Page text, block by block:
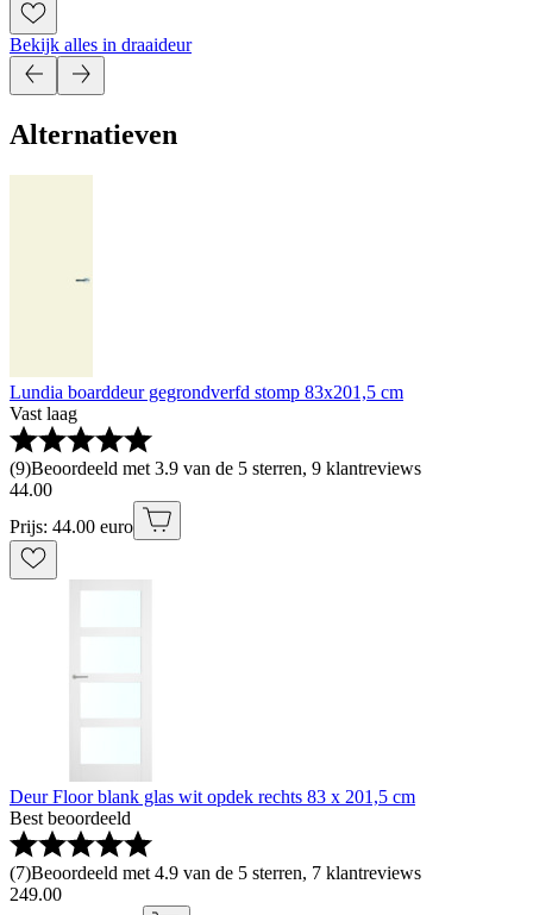
Bekijk alles in draaideur
Alternatieven
Lundia boarddeur gegrondverfd stomp 83x201,5 cm
Vast laag
(9)Beoordeeld met 3.9 van de 5 sterren, 9 klantreviews
44.00
Prijs: 44.00 euro
Deur Floor blank glas wit opdek rechts 83 x 201,5 cm
Best beoordeeld
(7)Beoordeeld met 4.9 van de 5 sterren, 7 klantreviews
249.00